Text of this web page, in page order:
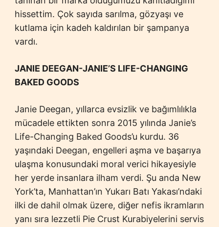
hissettim. Çok sayıda sarılma, gözyaşı ve
kutlama için kadeh kaldırılan bir şampanya
vardı.
JANIE DEEGAN-JANIE’S LIFE-CHANGING
BAKED GOODS
Janie Deegan, yıllarca evsizlik ve bağımlılıkla
mücadele ettikten sonra 2015 yılında Janie’s
Life-Changing Baked Goods’u kurdu. 36
yaşındaki Deegan, engelleri aşma ve başarıya
ulaşma konusundaki moral verici hikayesiyle
her yerde insanlara ilham verdi. Şu anda New
York’ta, Manhattan’ın Yukarı Batı Yakası’ndaki
ilki de dahil olmak üzere, diğer nefis ikramların
yanı sıra lezzetli Pie Crust Kurabiyelerini servis